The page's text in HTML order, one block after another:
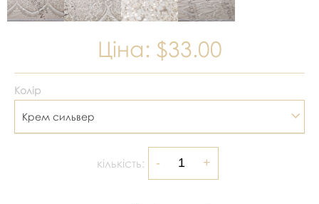
Ціна: $33.00
Колір
Крем сильвер
кількість: